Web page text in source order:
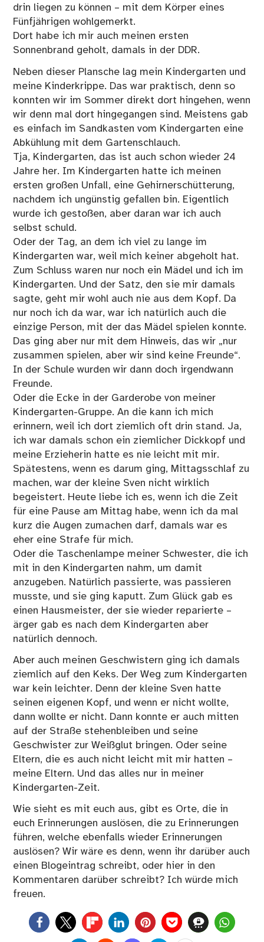
drin liegen zu können – mit dem Körper eines
Fünfjährigen wohlgemerkt.
Dort habe ich mir auch meinen ersten
Sonnenbrand geholt, damals in der DDR.
Neben dieser Plansche lag mein Kindergarten und
meine Kinderkrippe. Das war praktisch, denn so
konnten wir im Sommer direkt dort hingehen, wenn
wir denn mal dort hingegangen sind. Meistens gab
es einfach im Sandkasten vom Kindergarten eine
Abkühlung mit dem Gartenschlauch.
Tja, Kindergarten, das ist auch schon wieder 24
Jahre her. Im Kindergarten hatte ich meinen
ersten großen Unfall, eine Gehirnerschütterung,
nachdem ich ungünstig gefallen bin. Eigentlich
wurde ich gestoßen, aber daran war ich auch
selbst schuld.
Oder der Tag, an dem ich viel zu lange im
Kindergarten war, weil mich keiner abgeholt hat.
Zum Schluss waren nur noch ein Mädel und ich im
Kindergarten. Und der Satz, den sie mir damals
sagte, geht mir wohl auch nie aus dem Kopf. Da
nur noch ich da war, war ich natürlich auch die
einzige Person, mit der das Mädel spielen konnte.
Das ging aber nur mit dem Hinweis, das wir „nur
zusammen spielen, aber wir sind keine Freunde“.
In der Schule wurden wir dann doch irgendwann
Freunde.
Oder die Ecke in der Garderobe von meiner
Kindergarten-Gruppe. An die kann ich mich
erinnern, weil ich dort ziemlich oft drin stand. Ja,
ich war damals schon ein ziemlicher Dickkopf und
meine Erzieherin hatte es nie leicht mit mir.
Spätestens, wenn es darum ging, Mittagsschlaf zu
machen, war der kleine Sven nicht wirklich
begeistert. Heute liebe ich es, wenn ich die Zeit
für eine Pause am Mittag habe, wenn ich da mal
kurz die Augen zumachen darf, damals war es
eher eine Strafe für mich.
Oder die Taschenlampe meiner Schwester, die ich
mit in den Kindergarten nahm, um damit
anzugeben. Natürlich passierte, was passieren
musste, und sie ging kaputt. Zum Glück gab es
einen Hausmeister, der sie wieder reparierte –
ärger gab es nach dem Kindergarten aber
natürlich dennoch.
Aber auch meinen Geschwistern ging ich damals
ziemlich auf den Keks. Der Weg zum Kindergarten
war kein leichter. Denn der kleine Sven hatte
seinen eigenen Kopf, und wenn er nicht wollte,
dann wollte er nicht. Dann konnte er auch mitten
auf der Straße stehenbleiben und seine
Geschwister zur Weißglut bringen. Oder seine
Eltern, die es auch nicht leicht mit mir hatten –
meine Eltern. Und das alles nur in meiner
Kindergarten-Zeit.
Wie sieht es mit euch aus, gibt es Orte, die in
euch Erinnerungen auslösen, die zu Erinnerungen
führen, welche ebenfalls wieder Erinnerungen
auslösen? Wir wäre es denn, wenn ihr darüber auch
einen Blogeintrag schreibt, oder hier in den
Kommentaren darüber schreibt? Ich würde mich
freuen.
0